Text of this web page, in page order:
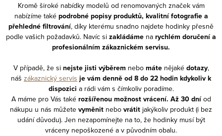
Kromě široké nabídky modelů od renomovaných značek vám
nabízíme také podrobné popisy produktů, kvalitní fotografie a
přehledné filtrování, díky kterému snadno najdete hodinky přesně
podle vašich požadavků. Navíc si zakládáme na rychlém doručení a
profesionálním zákaznickém servisu.
V případě, že si nejste jisti výběrem nebo mátenějaké dotazy,
náš zákaznický servis je vám denně od 8 do 22 hodin kdykoliv k
dispozici a rádi vám s čímkoliv poradíme.
A máme pro Vás takérozšířenou možnost vrácení. Až 30 dníod
nákupu u nás můžete vyměnit nebo vrátit jakýkoliv produkt (i bez
udání důvodu). Jen nezapomínejte na to, že hodinky musí být
vráceny nepoškozené a v původním obalu.